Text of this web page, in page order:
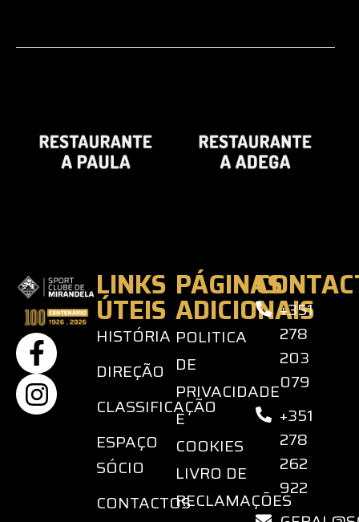
LINKS
ÚTEIS
HISTÓRIA
DIREÇÃO
CLASSIFICAÇÃO
ESPAÇO
SÓCIO
CONTACTOS
PÁGINAS
ADICIONAIS
POLITICA
DE
PRIVACIDADE
E
COOKIES
LIVRO DE
RECLAMAÇÕES
+351
278
203
079
+351
278
262
922